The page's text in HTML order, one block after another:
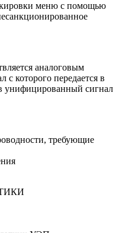
меню с помощью
аналоговым
с которого передается в
унифицированный сигнал
требующие